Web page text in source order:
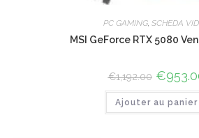
PC GAMING, SCHEDA
MSI GeForce RTX 5080
€1,192.00 Le
prix
initial
était :
€
Ajouter au panier